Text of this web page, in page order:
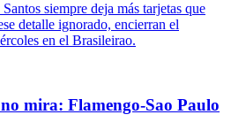
siempre deja más tarjetas que
detalle ignorado, encierran el
en el Brasileirao.
mira: Flamengo-Sao Paulo